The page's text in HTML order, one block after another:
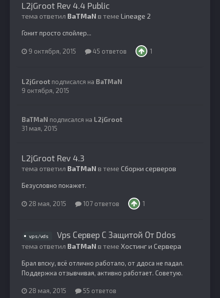
L2jGroot Rev 4.4 Public
тема ответил BaTMaN в теме Lineage 2
Гонит просто спойлер...
9 октября, 2015 45 ответов 1
L2jGroot подписался на BaTMaN
9 октября, 2015
BaTMaN подписался на L2jGroot
31 мая, 2015
L2jGroot Rev 4.3
тема ответил BaTMaN в теме Сборки серверов
Безусловно покажет.
28 мая, 2015 107 ответов 1
vps/vds Vps Сервер С Защитой От Ddos
тема ответил BaTMaN в теме Хостинг и Сервера
Брал впску, всё отлично работало, от ддоса не падал.
Поддержка отзывчивая, активно работает. Советую.
28 мая, 2015 55 ответов